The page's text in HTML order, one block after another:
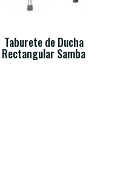
Taburete de Ducha
Rectangular Samba